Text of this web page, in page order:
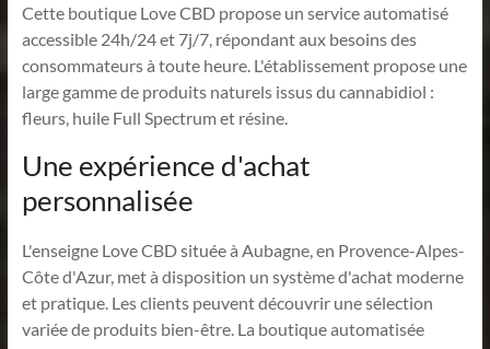
Cette boutique Love CBD propose un service automatisé
accessible 24h/24 et 7j/7, répondant aux besoins des
consommateurs à toute heure. L'établissement propose une
large gamme de produits naturels issus du cannabidiol :
fleurs, huile Full Spectrum et résine.
Une expérience d'achat
personnalisée
L'enseigne Love CBD située à Aubagne, en Provence-Alpes-
Côte d'Azur, met à disposition un système d'achat moderne
et pratique. Les clients peuvent découvrir une sélection
variée de produits bien-être. La boutique automatisée